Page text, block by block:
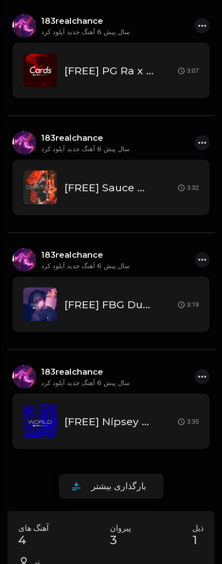
183realchance
6 سال پیش
[FREE] PG Ra x Jetsonmade x Stunna 4 Vegas Type Beat 2020 - "Cards" 3:07
183realchance
6 سال پیش
[FREE] Sauce Walka x Sosamann Type Beat 2020 - "Dripathon" 3:32
183realchance
6 سال پیش
[FREE] FBG Duck x Rooga x FBG Young Type Beat 2020 - "Switch" 3:19
183realchance
6 سال پیش
[FREE] Nipsey Hussle x Zro x Trae Tha Truth Type Beat 2020 - "World" 3:35
بارگذاری بیشتر
آهنگ های
4
پیروان
3
ذیل
1
نر